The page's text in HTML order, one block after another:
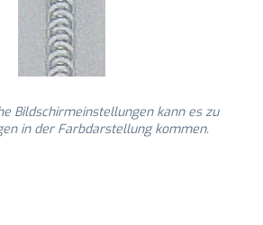
Bildschirmeinstellungen kann es zu
in der Farbdarstellung kommen.